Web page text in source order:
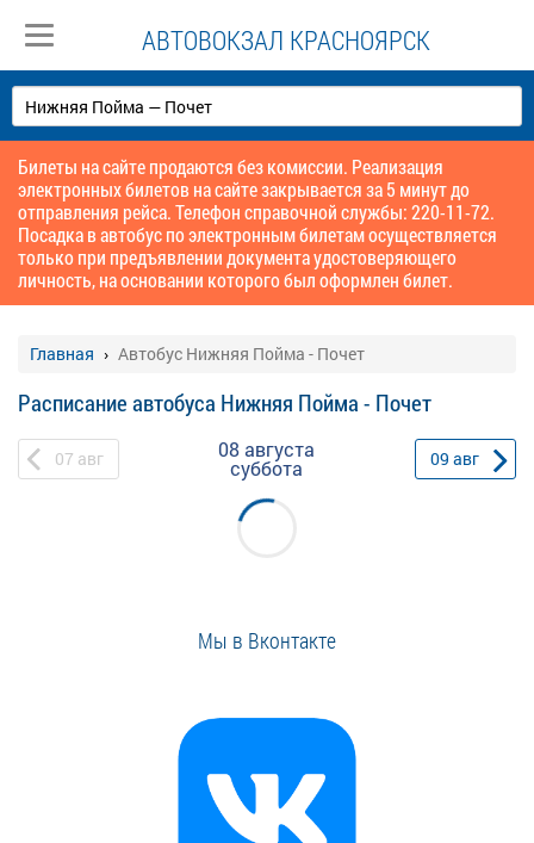
АВТОВОКЗАЛ КРАСНОЯРСК
Билеты на сайте продаются без комиссии. Реализация
электронных билетов на сайте закрывается за 5 минут до
отправления рейса. Телефон справочной службы: 220-11-72.
Посадка в автобус по электронным билетам осуществляется
только при предъявлении документа удостоверяющего
личность, на основании которого был оформлен билет.
Главная Автобус Нижняя Пойма - Почет
Расписание автобуса Нижняя Пойма - Почет
07 авг 08 августа
суббота 09 авг
Мы в Вконтакте